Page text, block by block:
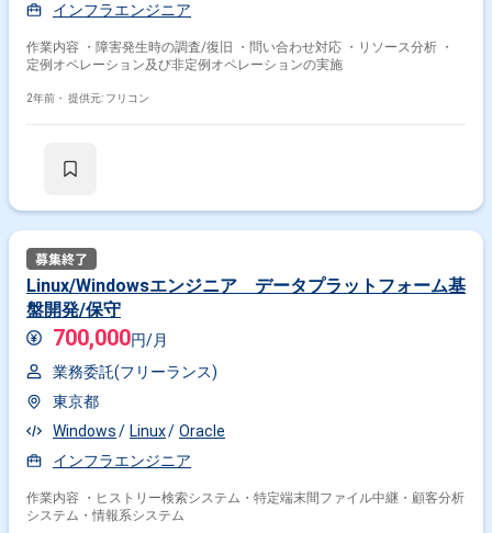
インフラエンジニア
作業内容 ・障害発生時の調査/復旧 ・問い合わせ対応 ・リソース分析 ・
定例オペレーション及び非定例オペレーションの実施
2年前・ 提供元: フリコン
Linux/Windowsエンジニア データプラットフォーム基
盤開発/保守
700,000円/月
業務委託(フリーランス)
東京都
Windows
Linux
Oracle
インフラエンジニア
作業内容 ・ヒストリー検索システム・特定端末間ファイル中継・顧客分析
システム・情報系システム